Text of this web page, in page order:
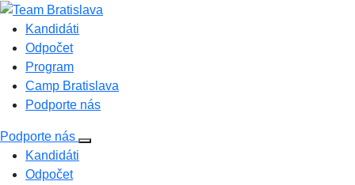
Kandidáti
Odpočet
Program
Camp Bratislava
Podporte nás
Podporte nás
Kandidáti
Odpočet